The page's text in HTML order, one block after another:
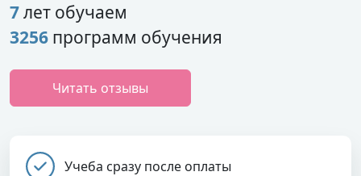
7лет обучаем
3256 программ обучения
Читать отзывы
Учеба сразу после оплаты